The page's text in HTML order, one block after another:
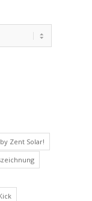
Zent Solar!